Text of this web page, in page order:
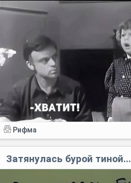
Рифма
Затянулась бурой тиной...